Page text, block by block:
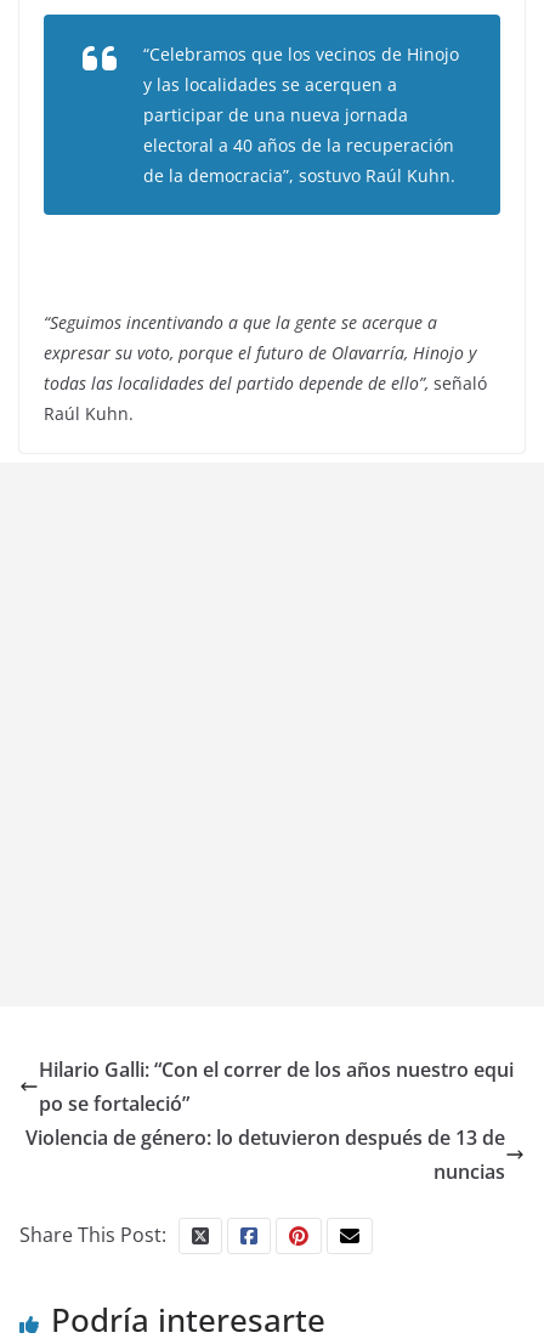
“Celebramos que los vecinos de Hinojo
y las localidades se acerquen a
participar de una nueva jornada
electoral a 40 años de la recuperación
de la democracia”, sostuvo Raúl Kuhn.
“Seguimos incentivando a que la gente se acerque a
expresar su voto, porque el futuro de Olavarría, Hinojo y
todas las localidades del partido depende de ello”, señaló
Raúl Kuhn.
Hilario Galli: “Con el correr de los años nuestro equi
po se fortaleció”
Violencia de género: lo detuvieron después de 13 de
nuncias
Share This Post:
Podría interesarte